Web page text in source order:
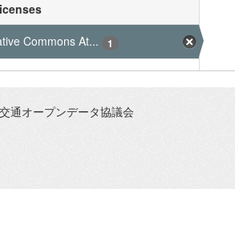
Commons At...
1
通オープンデータ協議会